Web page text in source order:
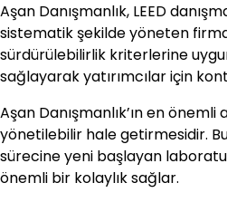
Aşan Danışmanlık, LEED
sistematik şekilde yöneten
sürdürülebilirlik kriterlerine
sağlayarak yatırımcılar için
Aşan Danışmanlık’ın en önemli
yönetilebilir hale getirmesidir.
sürecine yeni başlayan
önemli bir kolaylık sağlar.